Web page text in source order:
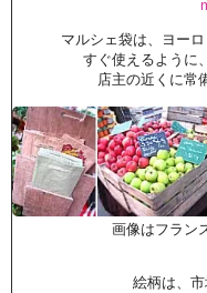
マルシェ袋は、ヨー
すぐ使えるように
店主の近くに常
画像はフラン
絵柄は、